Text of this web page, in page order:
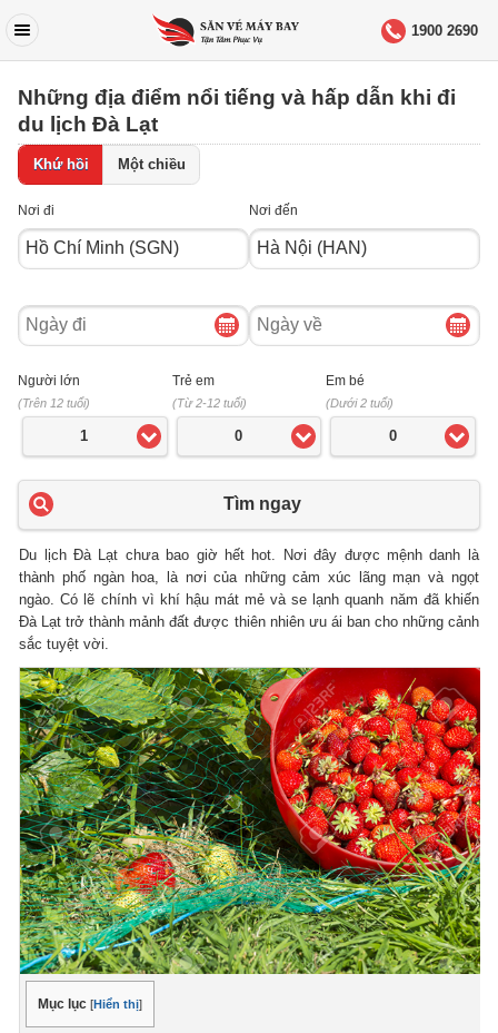
1900 2690
Những địa điểm nổi tiếng và hấp dẫn khi đi
du lịch Đà Lạt
Khứ hồi Một chiều
Nơi đi Nơi đến
Ngày
đi
Ngày
về
Người lớn
(Trên 12 tuổi)
1
Trẻ em
(Từ 2-12 tuổi)
0
Em bé
(Dưới 2 tuổi)
0
Tìm ngay
Du lịch Đà Lạt chưa bao giờ hết hot. Nơi đây được mệnh danh là
thành phố ngàn hoa, là nơi của những cảm xúc lãng mạn và ngọt
ngào. Có lẽ chính vì khí hậu mát mẻ và se lạnh quanh năm đã khiến
Đà Lạt trở thành mảnh đất được thiên nhiên ưu ái ban cho những cảnh
sắc tuyệt vời.
Mục lục [Hiển thị]